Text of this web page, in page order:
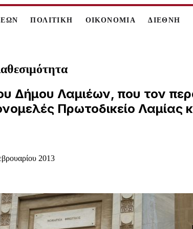
ΠΟΛΙΤΙΚΗ ΟΙΚΟΝΟΜΙΑ ΔΙΕΘΝΗ
Δήμου Λαμιέων, που τον
Πρωτοδικείο
2013